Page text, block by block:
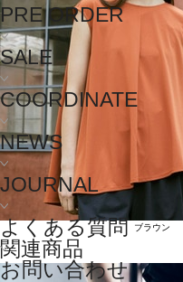
PRE ORDER
SALE
COORDINATE
NEWS
JOURNAL
よくある質問
お問い合わせ
ブラウン
関連商品